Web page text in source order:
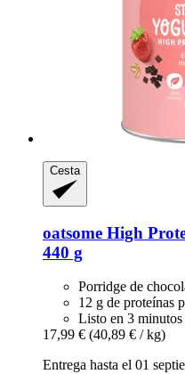
Cesta
oatsome High
440 g
Porridge de
12 g de proteínas
Listo en 3 minutos
17,99 € (40,89 € / kg)
Entrega hasta el 01